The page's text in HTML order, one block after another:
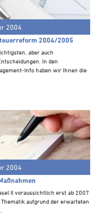
A-Z
2004
2004/2005
aber auch
In den
Info haben wir Ihnen die
2004
II voraussichtlich erst ab 2007
aufgrund der erwarteten